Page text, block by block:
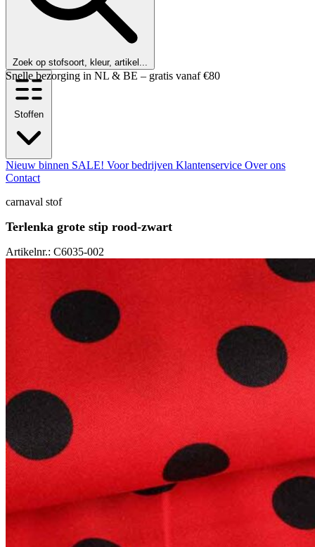
Zoek op stofsoort, kleur, artikel...
Snelle bezorging in NL & BE – gratis vanaf €80
Stoffen
Nieuw binnen SALE! Voor bedrijven Klantenservice Over ons
Contact
carnaval stof
Terlenka grote stip rood-zwart
Artikelnr.: C6035-002